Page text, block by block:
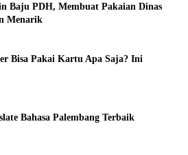
Baju PDH, Membuat Pakaian Dinas
Menarik
Bisa Pakai Kartu Apa Saja? Ini
Bahasa Palembang Terbaik